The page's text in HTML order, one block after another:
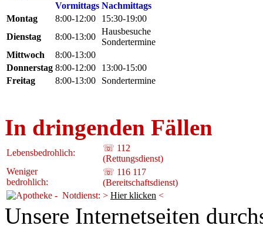
Vormittags Nachmittags
Montag
8:00-12:00
15:30-19:00
Dienstag
8:00-13:00
Hausbesuche
Sondertermine
Mittwoch
8:00-13:00
Donnerstag 8:00-12:00
13:00-15:00
Freitag
8:00-13:00 Sondertermine
In dringenden Fällen
Lebensbedrohlich:
☏ 112
(Rettungsdienst)
Weniger
bedrohlich:
☏ 116 117
(Bereitschaftsdienst)
- Notdienst: > Hier klicken <
Unsere Internetseiten